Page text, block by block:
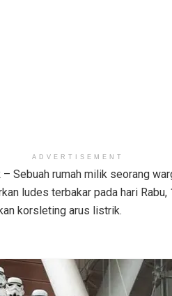
ADVERTISEMENT
– Sebuah rumah milik seorang
ludes terbakar pada hari
korsleting arus listrik.